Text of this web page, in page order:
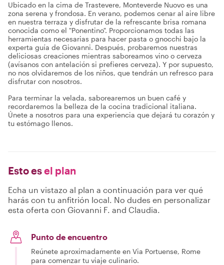
Ubicado en la cima de Trastevere, Monteverde Nuovo es una
zona serena y frondosa. En verano, podemos cenar al aire libre
en nuestra terraza y disfrutar de la refrescante brisa romana
conocida como el "Ponentino". Proporcionamos todas las
herramientas necesarias para hacer pasta o gnocchi bajo la
experta guía de Giovanni. Después, probaremos nuestras
deliciosas creaciones mientras saboreamos vino o cerveza
(avísanos con antelación si prefieres cerveza). Y por supuesto,
no nos olvidaremos de los niños, que tendrán un refresco para
disfrutar con nosotros.
Para terminar la velada, saborearemos un buen café y
recordaremos la belleza de la cocina tradicional italiana.
Únete a nosotros para una experiencia que dejará tu corazón y
tu estómago llenos.
Esto esel plan
Echa un vistazo al plan a continuación para ver qué
harás con tu anfitrión local. No dudes en personalizar
esta oferta con Giovanni F. and Claudia.
Punto de encuentro
Reúnete aproximadamente en Via Portuense, Rome
para comenzar tu viaje culinario.